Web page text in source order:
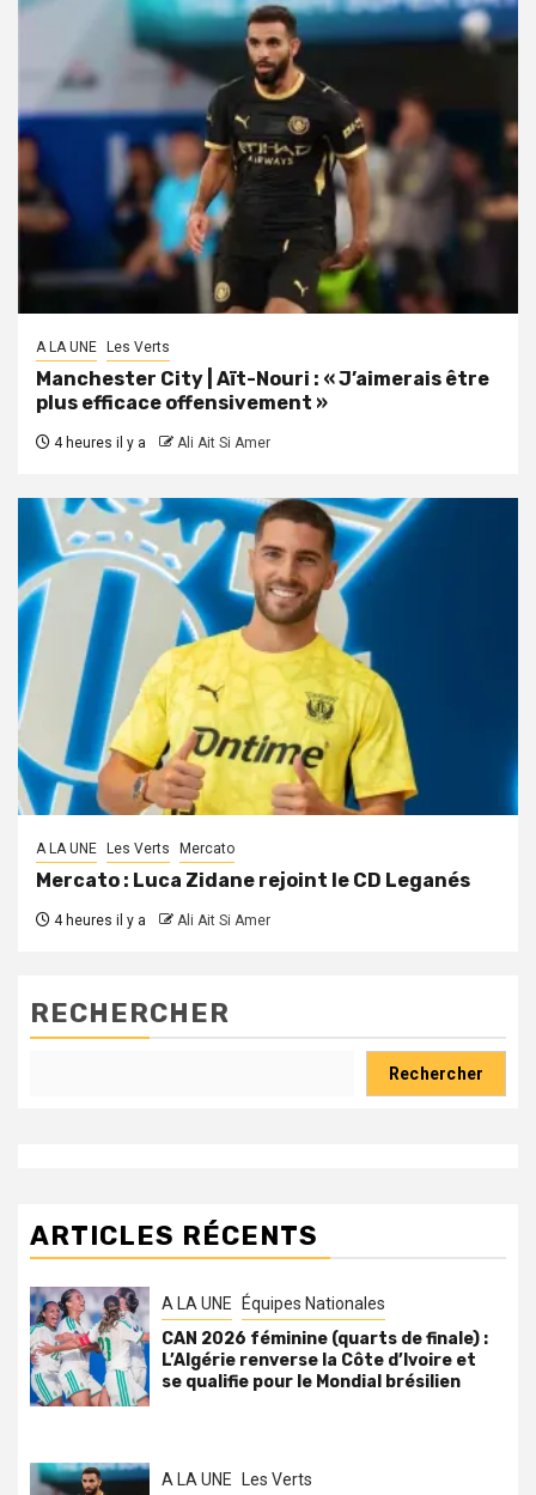
A LA UNE Les Verts
Manchester City | Aït-Nouri : « J’aimerais être
plus efficace offensivement »
4 heures il y a Ali Ait Si Amer
A LA UNE Les Verts Mercato
Mercato : Luca Zidane rejoint le CD Leganés
4 heures il y a Ali Ait Si Amer
RECHERCHER
Rechercher
ARTICLES RÉCENTS
A LA UNE Équipes Nationales
CAN 2026 féminine (quarts de finale) :
L’Algérie renverse la Côte d’Ivoire et
se qualifie pour le Mondial brésilien
A LA UNE Les Verts